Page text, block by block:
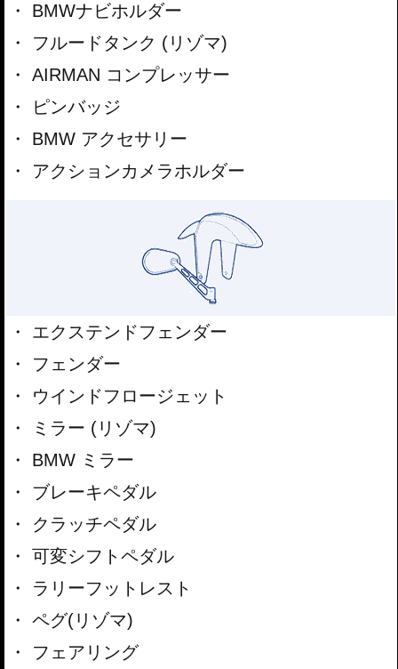
BMWナビホルダー
フルードタンク (リゾマ)
AIRMAN コンプレッサー
ピンバッジ
BMW アクセサリー
アクションカメラホルダー
エクステンドフェンダー
フェンダー
ウインドフロージェット
ミラー (リゾマ)
BMW ミラー
ブレーキペダル
クラッチペダル
可変シフトペダル
ラリーフットレスト
ペグ(リゾマ)
フェアリング